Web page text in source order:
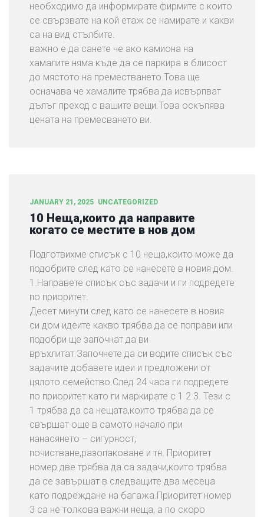
необходимо да информирате фирмите с които
се свързвате на кой етаж се намирате и какви
са на вид стълбите.
важно е да санете че ако камиона на
хамалите няма къде да се паркира в блисост
до мястото на преместването.Това ще
осначава че хамалите трябва да исвърпват
дълъг преход с вашите вещи.Това оскъпява
цената на премесването ви.
JANUARY 21, 2025 UNCATEGORIZED
10 Неща,които да направите
когато се местите в нов дом
Подготвихме списък с 10 неща,които може да
подобрите след като се нанесете в новия дом.
1.Направете списък със задачи и ги подредете
по приоритет.
Десет минути след като се нанесете в новия
си дом идеите какво трябва да се поправи или
подобри ще започнат да ви
връхлитат.Започнете да си водите списък със
задачите добавете идеи и предложени от
цялото семейство.След 24 часа ги подредете
по приоритет като ги маркирате с 1 2 3. Тези с
1 трябва да са нещата,които трябва да се
свършат още в самото начало при
нанасянето – сигурност,
почистване,разопаковане и тн. Приоритет
номер две трябва да са задачи,които трябва
да се завършат в следващите два месеца
като подреждане на багажа.Приоритет номер
3 са не толкова важни неща, а по скоро